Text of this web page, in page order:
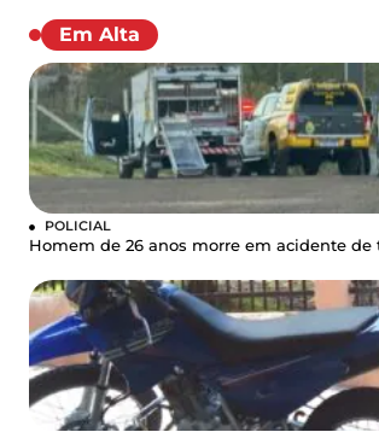
Em Alta
POLICIAL
Homem de 26 anos morre em acidente de